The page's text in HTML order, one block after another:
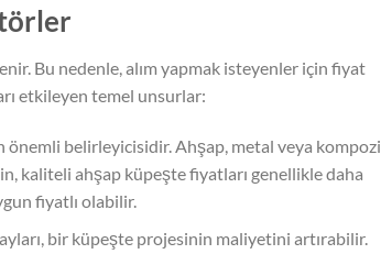
Bu nedenle, alım yapmak isteyenler için fiyat
etkileyen temel unsurlar:
önemli belirleyicisidir. Ahşap, metal veya
kaliteli ahşap küpeşte fiyatları genellikle daha
fiyatlı olabilir.
bir küpeşte projesinin maliyetini artırabilir.